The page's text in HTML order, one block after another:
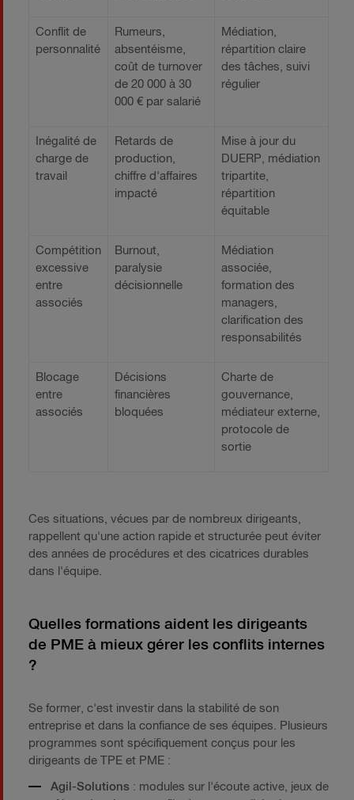
Conflit de
personnalité
Rumeurs,
absentéisme,
coût de turnover
de 20 000 à 30
000 € par salarié
Médiation,
répartition claire
des tâches, suivi
régulier
Inégalité de
charge de
travail
Retards de
production,
chiffre d'affaires
impacté
Mise à jour du
DUERP, médiation
tripartite,
répartition
équitable
Compétition
excessive
entre
associés
Burnout,
paralysie
décisionnelle
Médiation
associée,
formation des
managers,
clarification des
responsabilités
Blocage
entre
associés
Décisions
financières
bloquées
Charte de
gouvernance,
médiateur externe,
protocole de
sortie
Ces situations, vécues par de nombreux dirigeants,
rappellent qu'une action rapide et structurée peut éviter
des années de procédures et des cicatrices durables
dans l'équipe.
Quelles formations aident les dirigeants
de PME à mieux gérer les conflits internes
?
Se former, c'est investir dans la stabilité de son
entreprise et dans la confiance de ses équipes. Plusieurs
programmes sont spécifiquement conçus pour les
dirigeants de TPE et PME :
Agil-Solutions : modules sur l'écoute active, jeux de